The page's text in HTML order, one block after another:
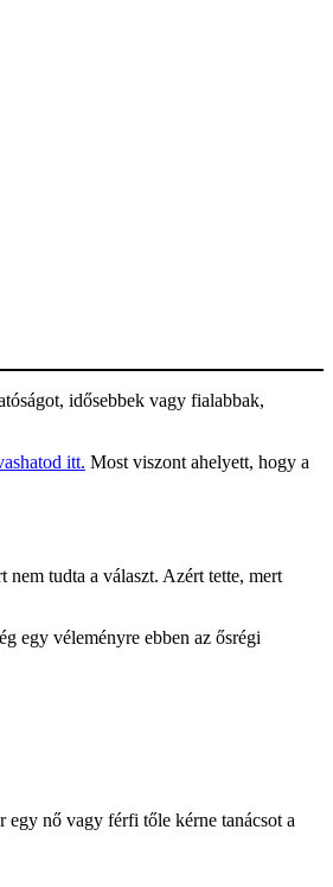
idősebbek vagy fialabbak,
itt. Most viszont ahelyett, hogy a
tudta a választ. Azért tette, mert
egy véleményre ebben az ősrégi
egy nő vagy férfi tőle kérne tanácsot a